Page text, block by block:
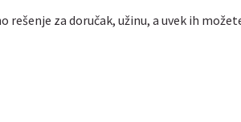
rešenje za doručak, užinu, a uvek ih